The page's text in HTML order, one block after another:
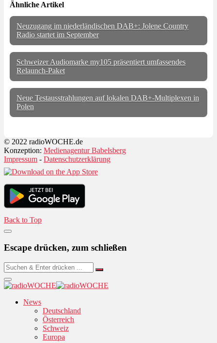
Ähnliche Artikel
Neuzugang im niederländischen DAB+: Jolene Country
Radio startet im September
Schweizer Audiomarke my105 präsentiert umfassendes
Relaunch-Paket
Neue Testausstrahlungen auf lokalen DAB+-Multiplexen in
Polen
© 2022 radioWOCHE.de
Konzeption: Medienagentur Babelsberg
Impressum - Datenschutzerklärung
Back to Top
Escape drücken, zum schließen
News
Deutschland
Österreich
Schweiz
Europa